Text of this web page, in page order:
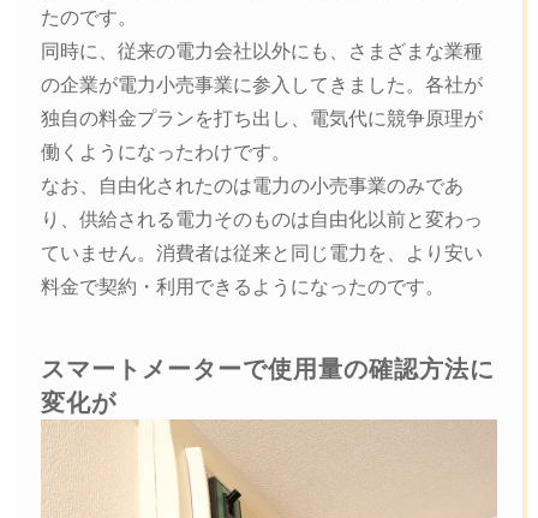
たのです。
同時に、従来の電力会社以外にも、さまざまな業種
の企業が電力小売事業に参入してきました。各社が
独自の料金プランを打ち出し、電気代に競争原理が
働くようになったわけです。
なお、自由化されたのは電力の小売事業のみであ
り、供給される電力そのものは自由化以前と変わっ
ていません。消費者は従来と同じ電力を、より安い
料金で契約・利用できるようになったのです。
スマートメーターで使用量の確認方法に
変化が